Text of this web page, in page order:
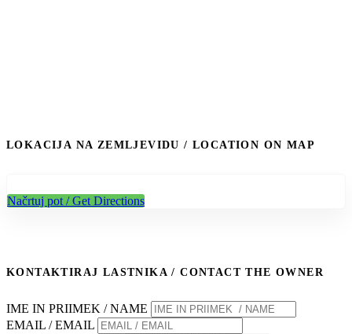
LOKACIJA NA ZEMLJEVIDU / LOCATION ON MAP
Načrtuj pot / Get Directions
KONTAKTIRAJ LASTNIKA / CONTACT THE OWNER
IME IN PRIIMEK / NAME
EMAIL / EMAIL